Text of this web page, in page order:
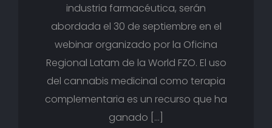
industria farmacéutica, serán
abordada el 30 de septiembre en el
webinar organizado por la Oficina
Regional Latam de la World FZO. El uso
del cannabis medicinal como terapia
complementaria es un recurso que ha
ganado […]